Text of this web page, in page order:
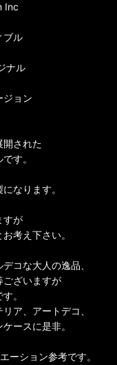
Inc
ブル
ナル
ジョン
開された
す。
なります。
すが
考え下さい。
コな大人の逸品、
ございますが
。
ア、アートデコ、
ースに是非。
ーション参考です。